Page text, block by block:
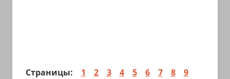
Страницы: 1 2 3 4 5 6 7 8
9